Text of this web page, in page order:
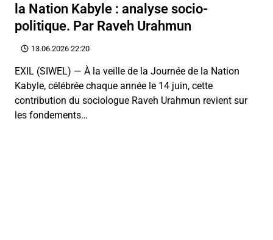
la Nation Kabyle : analyse socio-
politique. Par Raveh Urahmun
13.06.2026 22:20
EXIL (SIWEL) — À la veille de la Journée de la Nation
Kabyle, célébrée chaque année le 14 juin, cette
contribution du sociologue Raveh Urahmun revient sur
les fondements…